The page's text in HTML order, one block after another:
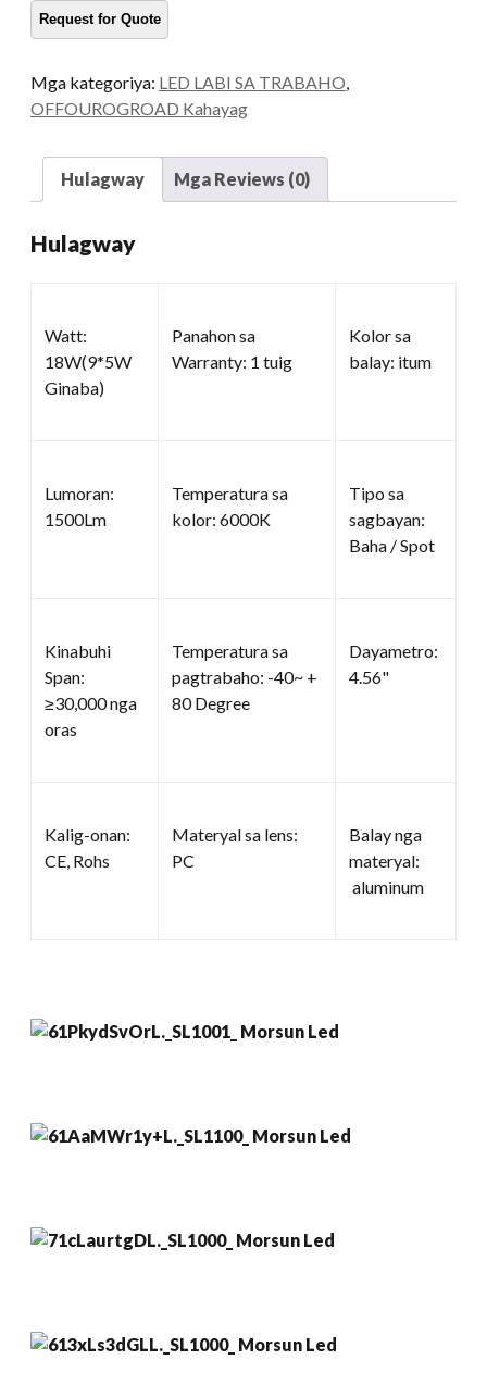
sa
trabaho
sa
mga
kadaghanon
Mga kategoriya: LED LABI SA TRABAHO
OFFOUROGROAD Kahayag
Hulagway Mga Reviews (0)
Hulagway
Watt:
18W(9*5W
Ginaba)
Panahon sa
Warranty: 1 tuig
Kolor sa
balay: itum
Lumoran:
1500Lm
Temperatura sa
kolor: 6000K
Tipo sa
sagbayan:
Baha / Spot
Kinabuhi
Span:
≥30,000 nga
oras
Temperatura sa
pagtrabaho: -40~ +
80 Degree
Dayametro:
4.56"
Kalig-onan:
CE, Rohs
Materyal sa lens:
PC
Balay nga
materyal:
aluminum